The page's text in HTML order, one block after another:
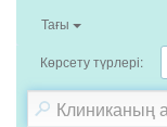
Тағы
Көрсету түрлері: